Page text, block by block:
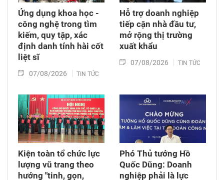
Ứng dụng khoa học -
công nghệ trong tìm
kiếm, quy tập, xác
định danh tính hài cốt
liệt sĩ
07/08/2026 TIN TỨC
Hỗ trợ doanh nghiệp
tiếp cận nhà đầu tư,
mở rộng thị trường
xuất khẩu
07/08/2026 TIN TỨC
Kiện toàn tổ chức lực
lượng vũ trang theo
hướng "tinh, gọn,
Phó Thủ tướng Hồ
Quốc Dũng: Doanh
nghiệp phải là lực